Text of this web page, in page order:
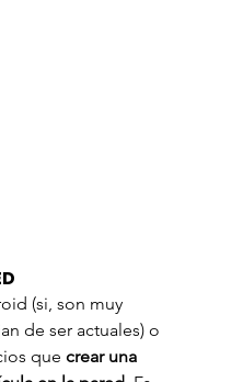
(si, son muy
de ser actuales) o
que crear una